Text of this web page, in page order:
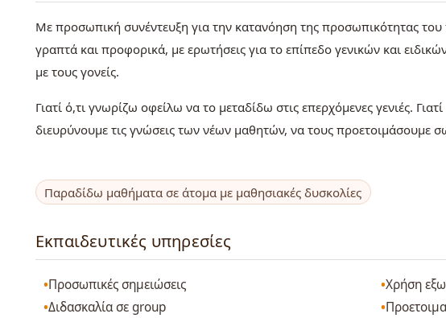
Με προσωπική συνέντευξη για την κατανόηση της προσωπικότητας του
γραπτά και προφορικά, με ερωτήσεις για το επίπεδο γενικών και
με τους γονείς.
Γιατί ό,τι γνωρίζω οφείλω να το μεταδίδω στις επερχόμενες γενιές.
διευρύνουμε τις γνώσεις των νέων μαθητών, να τους προετοιμάσουμε
Παραδίδω μαθήματα σε άτομα με μαθησιακές δυσκολίες
Εκπαιδευτικές υπηρεσίες
Προσωπικές σημειώσεις
Χρήση
Διδασκαλία σε group